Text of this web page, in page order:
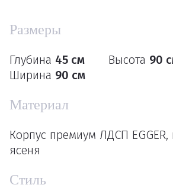
Размеры
Глубина 45 см Высота 90
Ширина 90 см
Материал
Корпус премиум ЛДСП
ясеня
Стиль